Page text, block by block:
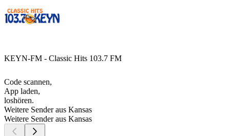
KEYN-FM - Classic Hits 103.7 FM
Code scannen,
App laden,
loshören.
Weitere Sender aus Kansas
Weitere Sender aus Kansas